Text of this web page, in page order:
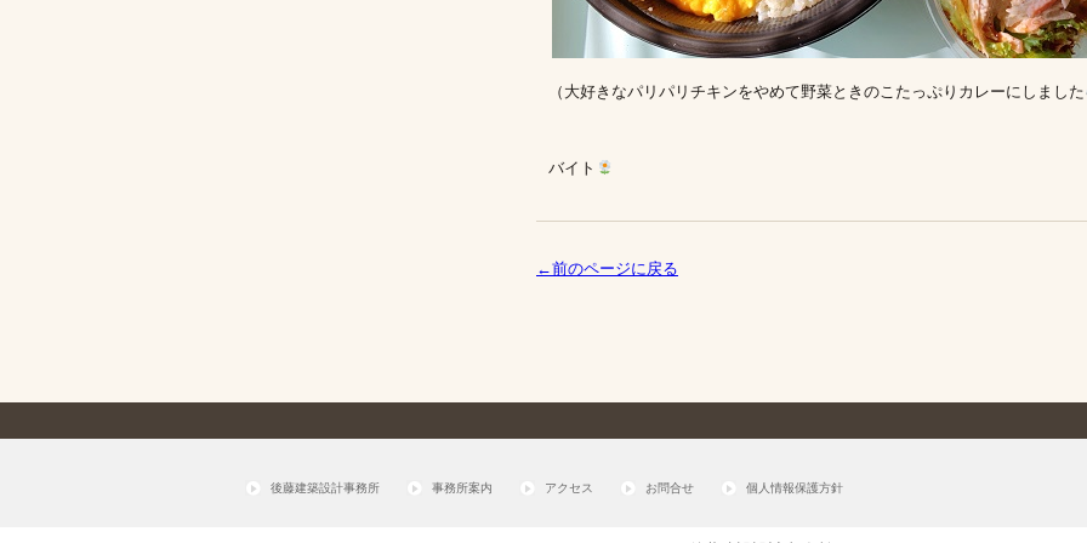
（大好きなパリパリチキンをやめて野菜ときのこたっぷりカレーにしました
バイト
←前のページに戻る
後藤建築設計事務所 事務所案内 アクセス お問合せ 個人情報保護方針